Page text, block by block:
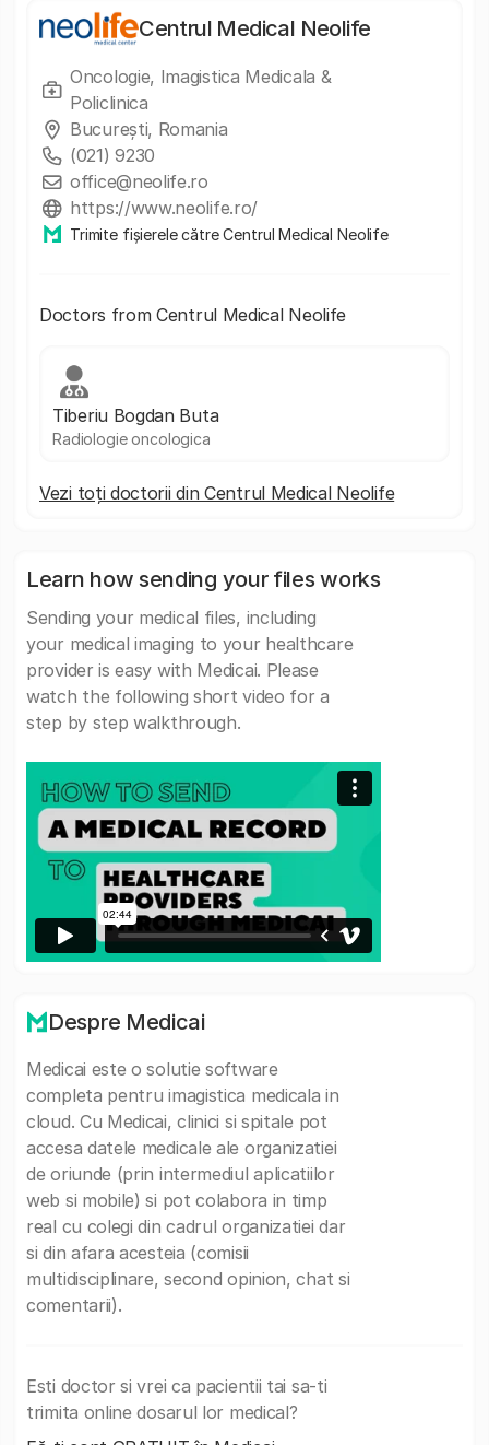
Centrul Medical Neolife
Oncologie, Imagistica Medicala &
Policlinica
București, Romania
(021) 9230
office@neolife.ro
https://www.neolife.ro/
Trimite fișierele către Centrul Medical Neolife
Doctors from Centrul Medical Neolife
Tiberiu Bogdan Buta
Radiologie oncologica
Vezi toți doctorii din Centrul Medical Neolife
Learn how sending your files works
Sending your medical files, including
your medical imaging to your healthcare
provider is easy with Medicai. Please
watch the following short video for a
step by step walkthrough.
Despre Medicai
Medicai este o solutie software
completa pentru imagistica medicala in
cloud. Cu Medicai, clinici si spitale pot
accesa datele medicale ale organizatiei
de oriunde (prin intermediul aplicatiilor
web si mobile) si pot colabora in timp
real cu colegi din cadrul organizatiei dar
si din afara acesteia (comisii
multidisciplinare, second opinion, chat si
comentarii).
Esti doctor si vrei ca pacientii tai sa-ti
trimita online dosarul lor medical?